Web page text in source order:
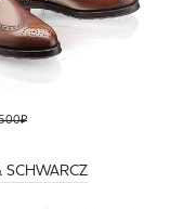
₽
SCHWARCZ